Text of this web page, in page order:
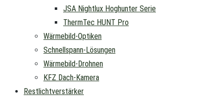
JSA Nightlux Hoghunter Serie
ThermTec HUNT Pro
Wärmebild-Optiken
Schnellspann-Lösungen
Wärmebild-Drohnen
KFZ Dach-Kamera
Restlichtverstärker